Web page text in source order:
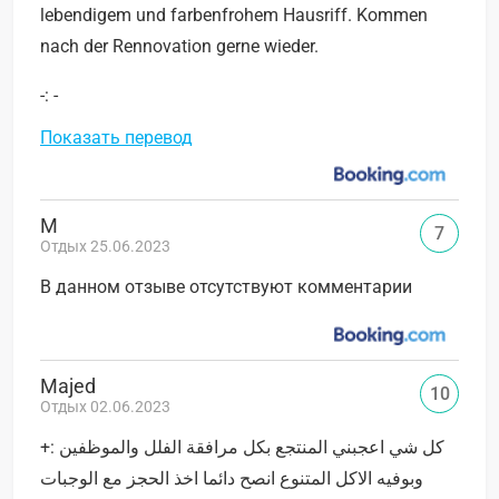
lebendigem und farbenfrohem Hausriff. Kommen
nach der Rennovation gerne wieder.
-: -
Показать перевод
M
Отдых 25.06.2023
В данном отзыве отсутствуют комментарии
7
Majed
Отдых 02.06.2023
+: كل شي اعجبني المنتجع بكل مرافقة الفلل والموظفين
وبوفيه الاكل المتنوع انصح دائما اخذ الحجز مع الوجبات
10